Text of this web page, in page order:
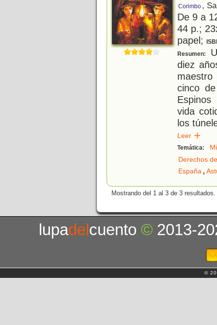
Corimbo ,
De 9 a
44 p.;
papel;
Resumen:
diez
cinco
vida
los
Leer
Temática:
Derechos
España,
Mostrando del 1 al 3 de 3 resultados.
lupadelcuento© 2013-
©